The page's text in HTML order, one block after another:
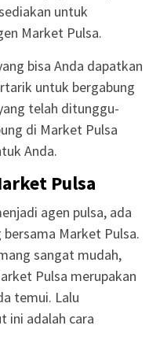
untuk
Market Pulsa.
bisa Anda dapatkan
untuk bergabung
telah ditunggu-
di Market Pulsa
Anda.
Pulsa
agen pulsa, ada
Market Pulsa.
sangat mudah,
Pulsa merupakan
temui. Lalu
ini adalah cara